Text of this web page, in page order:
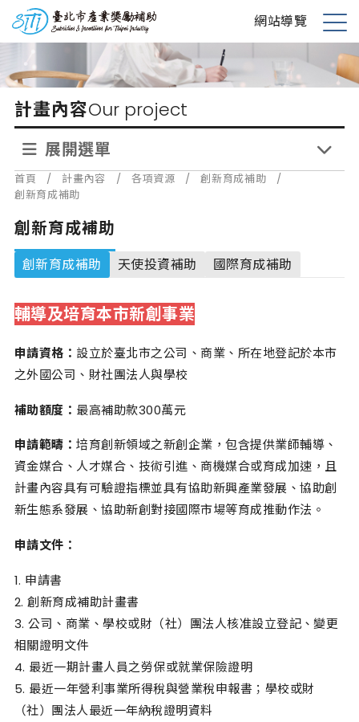
到
要
內
台北市產業獎勵補助 網站導覽
展
開
選
單
計畫內容Our project
展開選單
首頁 / 計畫內容 / 各項資源 / 創新育成補助
/
創新育成補助
創新育成補助
創新育成補助 天使投資補助 國際育成補助
輔導及培育本市新創事業
申請資格： 設立於臺北市之公司、商業、所在地登記於本市
之外國公司、財社團法人與學校
補助額度： 最高補助款300萬元
申請範疇：培育創新領域之新創企業，包含提供業師輔導、
資金媒合、人才媒合、技術引進、商機媒合或育成加速，且
計畫內容具有可驗證指標並具有協助新興產業發展、協助創
新生態系發展、協助新創對接國際市場等育成推動作法。
申請文件：
1. 申請書
2. 創新育成補助計畫書
3. 公司、商業、學校或財（社）團法人核准設立登記、變更
相關證明文件
4. 最近一期計畫人員之勞保或就業保險證明
5. 最近一年營利事業所得稅與營業稅申報書；學校或財
（社）團法人最近一年納稅證明資料